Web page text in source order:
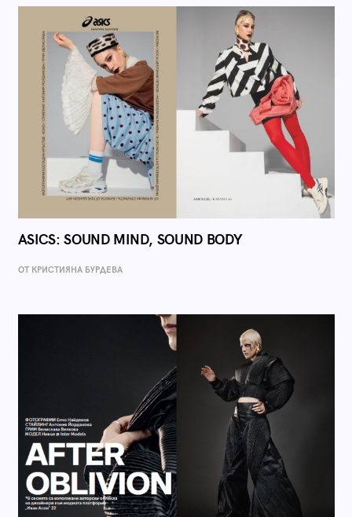
ASICS: SOUND MIND, SOUND BODY
ОТ КРИСТИЯНА БУРДЕВА